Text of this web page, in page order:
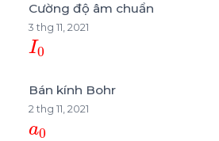
Cường độ âm chuẩn
3 thg 11, 2021
I0
Bán kính Bohr
2 thg 11, 2021
a0